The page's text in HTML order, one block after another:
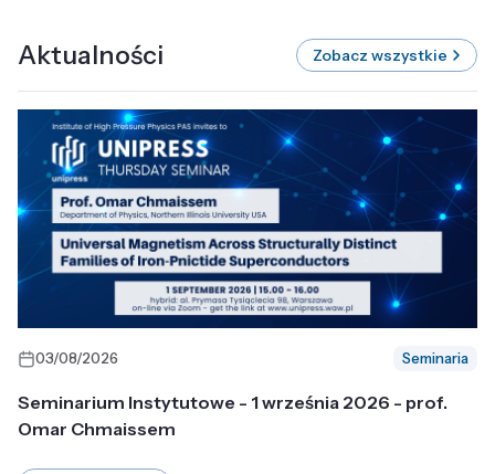
Aktualności Zobacz wszystkie
03/08/2026 Seminaria
Seminarium Instytutowe - 1 września 2026 - prof.
Omar Chmaissem